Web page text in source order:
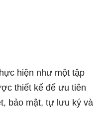
hiện như một tập
thiết kế để ưu tiên
bảo mật, tự lưu ký và